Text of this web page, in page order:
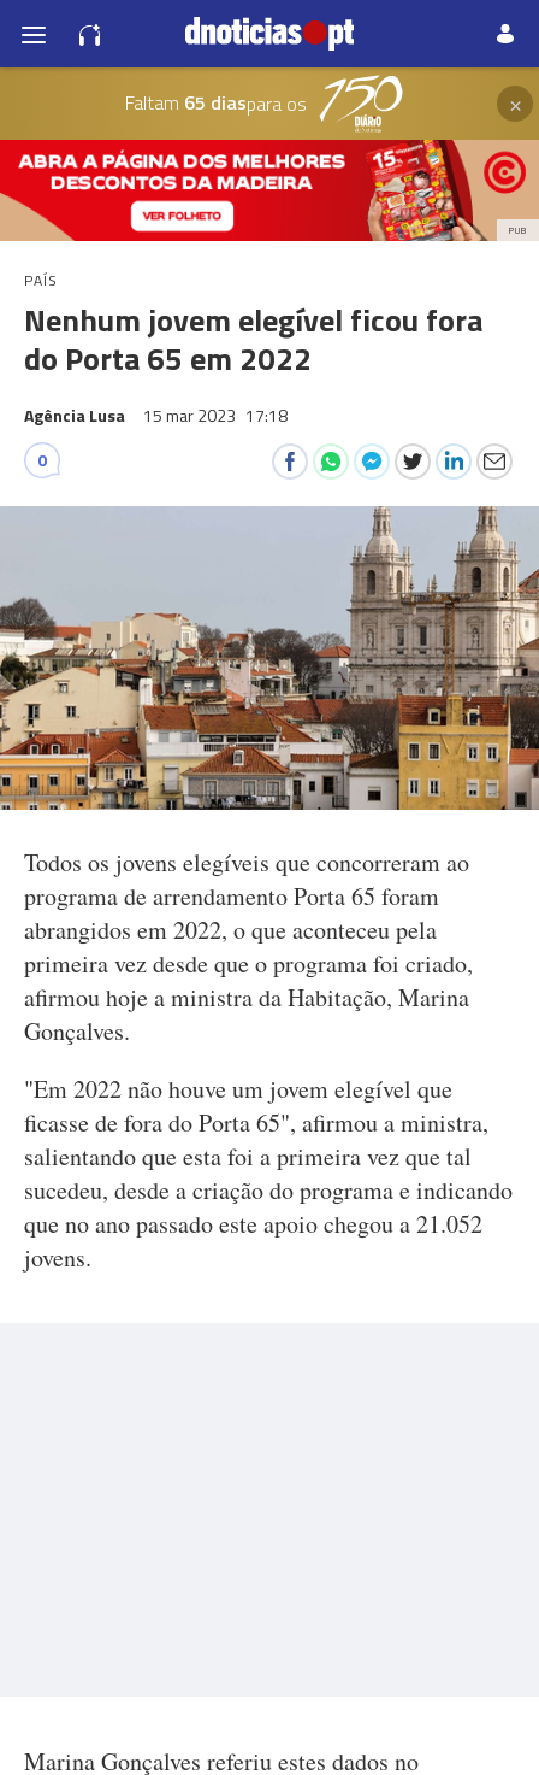
Faltam 65 diaspara os ×
PUB
PAÍS
Nenhum jovem elegível ficou fora
do Porta 65 em 2022
Agência Lusa 15 mar 2023 17:18
0
Todos os jovens elegíveis que concorreram ao
programa de arrendamento Porta 65 foram
abrangidos em 2022, o que aconteceu pela
primeira vez desde que o programa foi criado,
afirmou hoje a ministra da Habitação, Marina
Gonçalves.
"Em 2022 não houve um jovem elegível que
ficasse de fora do Porta 65", afirmou a ministra,
salientando que esta foi a primeira vez que tal
sucedeu, desde a criação do programa e indicando
que no ano passado este apoio chegou a 21.052
jovens.
Marina Gonçalves referiu estes dados no